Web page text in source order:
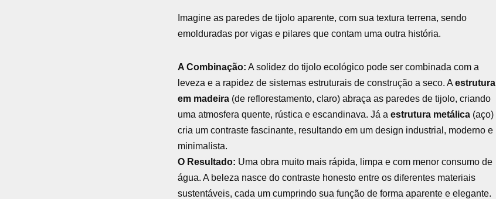
Imagine as paredes de tijolo aparente, com sua textura terrena, sendo
emolduradas por vigas e pilares que contam uma outra história.
A Combinação: A solidez do tijolo ecológico pode ser combinada com a
leveza e a rapidez de sistemas estruturais de construção a seco. A estrutura
em madeira(de reflorestamento, claro) abraça as paredes de tijolo, criando
uma atmosfera quente, rústica e escandinava. Já a estrutura metálica(aço)
cria um contraste fascinante, resultando em um design industrial, moderno e
minimalista.
O Resultado: Uma obra muito mais rápida, limpa e com menor consumo de
água. A beleza nasce do contraste honesto entre os diferentes materiais
sustentáveis, cada um cumprindo sua função de forma aparente e elegante.